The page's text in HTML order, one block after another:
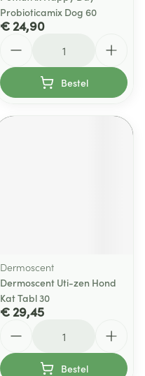
Probioticamix Dog 60
€ 24,90
Bestel
Dermoscent
Dermoscent Uti-zen Hond
Kat Tabl 30
€ 29,45
Bestel